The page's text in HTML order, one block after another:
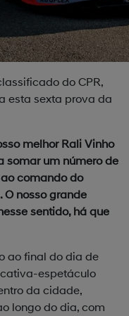
do CPR,
esta sexta prova da
melhor Rali Vinho
somar um número de
comando do
O nosso grande
sentido, há que
ao final do dia de
espetáculo
da cidade,
longo do dia, com